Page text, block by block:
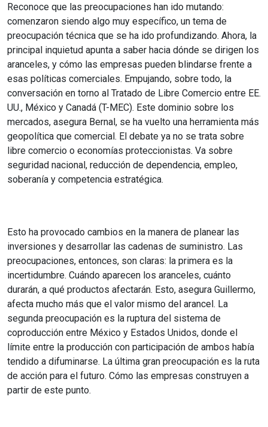
Reconoce que las preocupaciones han ido mutando:
comenzaron siendo algo muy específico, un tema de
preocupación técnica que se ha ido profundizando. Ahora, la
principal inquietud apunta a saber hacia dónde se dirigen los
aranceles, y cómo las empresas pueden blindarse frente a
esas políticas comerciales. Empujando, sobre todo, la
conversación en torno al Tratado de Libre Comercio entre EE.
UU., México y Canadá (T-MEC). Este dominio sobre los
mercados, asegura Bernal, se ha vuelto una herramienta más
geopolítica que comercial. El debate ya no se trata sobre
libre comercio o economías proteccionistas. Va sobre
seguridad nacional, reducción de dependencia, empleo,
soberanía y competencia estratégica.
Esto ha provocado cambios en la manera de planear las
inversiones y desarrollar las cadenas de suministro. Las
preocupaciones, entonces, son claras: la primera es la
incertidumbre. Cuándo aparecen los aranceles, cuánto
durarán, a qué productos afectarán. Esto, asegura Guillermo,
afecta mucho más que el valor mismo del arancel. La
segunda preocupación es la ruptura del sistema de
coproducción entre México y Estados Unidos, donde el
límite entre la producción con participación de ambos había
tendido a difuminarse. La última gran preocupación es la ruta
de acción para el futuro. Cómo las empresas construyen a
partir de este punto.